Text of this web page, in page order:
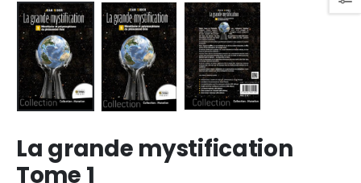
La grande mystification
Tome 1